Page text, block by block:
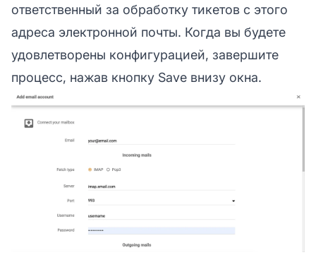
ответственный за обработку тикетов с этого
адреса электронной почты. Когда вы будете
удовлетворены конфигурацией, завершите
процесс, нажав кнопку Save внизу окна.